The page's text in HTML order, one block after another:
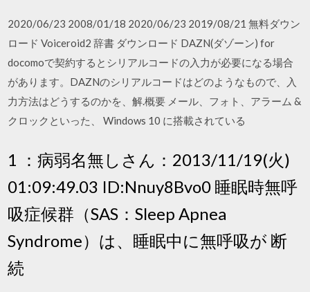
2020/06/23 2008/01/18 2020/06/23 2019/08/21 無料ダウン
ロード Voiceroid2 辞書 ダウンロード DAZN(ダゾーン) for
docomoで契約するとシリアルコードの入力が必要になる場合
があります。DAZNのシリアルコードはどのようなもので、入
力方法はどうするのかを、解.概要 メール、フォト、アラーム &
クロックといった、 Windows 10 に搭載されている
1 ：病弱名無しさん：2013/11/19(火)
01:09:49.03 ID:Nnuy8Bvo0 睡眠時無呼
吸症候群（SAS：Sleep Apnea
Syndrome）は、睡眠中に無呼吸が 断
続